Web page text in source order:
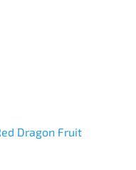
Dragon Fruit